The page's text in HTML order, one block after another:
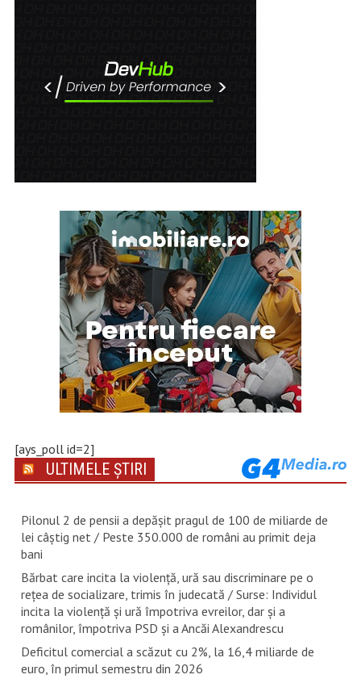
[ays_poll id=2]
ULTIMELE ȘTIRI
Pilonul 2 de pensii a depășit pragul de 100 de miliarde de
lei câștig net / Peste 350.000 de români au primit deja
bani
Bărbat care incita la violență, ură sau discriminare pe o
rețea de socializare, trimis în judecată / Surse: Individul
incita la violență și ură împotriva evreilor, dar și a
românilor, împotriva PSD și a Ancăi Alexandrescu
Deficitul comercial a scăzut cu 2%, la 16,4 miliarde de
euro, în primul semestru din 2026